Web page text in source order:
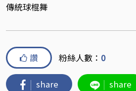
傳統球棍舞
讚 粉絲人數： 0
share share